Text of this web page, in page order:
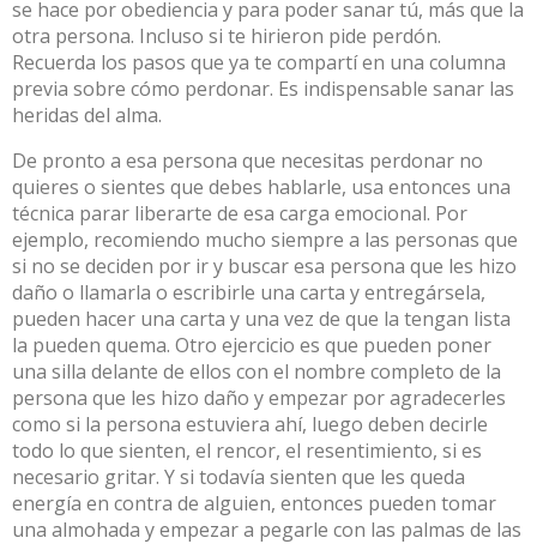
se hace por obediencia y para poder sanar tú, más que la
otra persona. Incluso si te hirieron pide perdón.
Recuerda los pasos que ya te compartí en una columna
previa sobre cómo perdonar. Es indispensable sanar las
heridas del alma.
De pronto a esa persona que necesitas perdonar no
quieres o sientes que debes hablarle, usa entonces una
técnica parar liberarte de esa carga emocional. Por
ejemplo, recomiendo mucho siempre a las personas que
si no se deciden por ir y buscar esa persona que les hizo
daño o llamarla o escribirle una carta y entregársela,
pueden hacer una carta y una vez de que la tengan lista
la pueden quema. Otro ejercicio es que pueden poner
una silla delante de ellos con el nombre completo de la
persona que les hizo daño y empezar por agradecerles
como si la persona estuviera ahí, luego deben decirle
todo lo que sienten, el rencor, el resentimiento, si es
necesario gritar. Y si todavía sienten que les queda
energía en contra de alguien, entonces pueden tomar
una almohada y empezar a pegarle con las palmas de las